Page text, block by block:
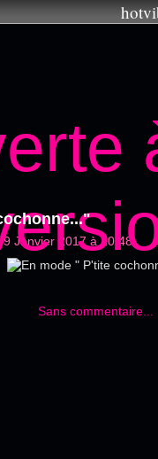
Janvier 2017 à 10:48
Sans commentaire...